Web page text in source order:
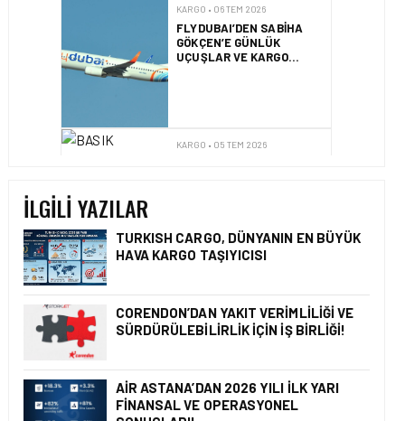
FLYDUBAI’DEN SABIHA
GÖKÇEN’E GÜNLÜK
UÇUŞLAR VE KARGO
HIZMETI BAŞLADI!
BASIK BURUNLU KÖPEK
KARGO • 05 TEM 2026
PAZARINDA YENI KRITER
KARGO • 05 AĞU 2026
İLGILI YAZILAR
TURKISH CARGO, DÜNYANIN EN BÜYÜK
HAVA KARGO TAŞIYICISI
CORENDON’DAN YAKIT VERIMLILIĞI VE
SÜRDÜRÜLEBILIRLIK IÇIN İŞ BIRLIĞI!
AIR ASTANA’DAN 2026 YILI İLK YARI
FINANSAL VE OPERASYONEL